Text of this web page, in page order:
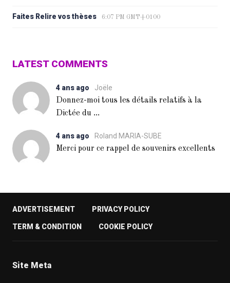
Faites Relire vos thèses 6:07 PM GMT+0100
LATEST COMMENTS
4 ans ago
Joële
Donnez-moi tous les détails relatifs à la
Dictée du ...
4 ans ago
Roland MARIA-SUBE
Merci pour ce rappel de souvenirs excellents
ADVERTISEMENT PRIVACY POLICY
TERM & CONDITION COOKIE POLICY
Site Meta